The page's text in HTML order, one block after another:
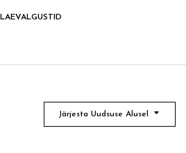
LAEVALGUSTID
Järjesta Uudsuse Alusel